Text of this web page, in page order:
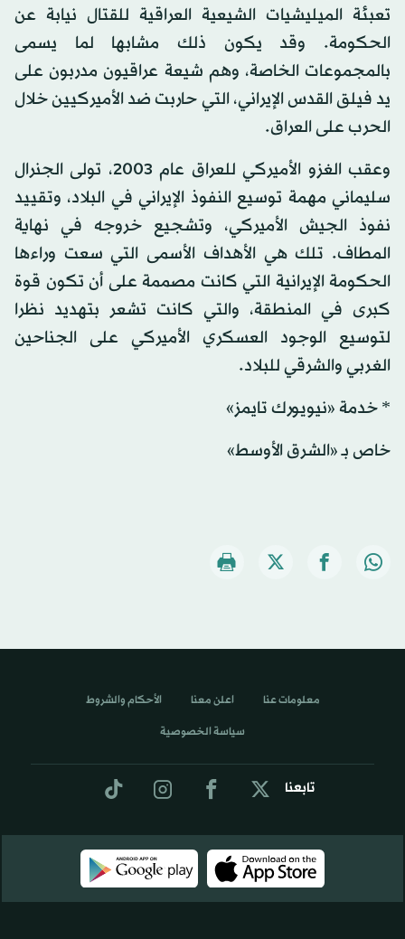
تعبئة الميليشيات الشيعية العراقية للقتال نيابة عن
الحكومة. وقد يكون ذلك مشابها لما يسمى
بالمجموعات الخاصة، وهم شيعة عراقيون مدربون على
يد فيلق القدس الإيراني، التي حاربت ضد الأميركيين خلال
الحرب على العراق.
وعقب الغزو الأميركي للعراق عام 2003، تولى الجنرال
سليماني مهمة توسيع النفوذ الإيراني في البلاد، وتقييد
نفوذ الجيش الأميركي، وتشجيع خروجه في نهاية
المطاف. تلك هي الأهداف الأسمى التي سعت وراءها
الحكومة الإيرانية التي كانت مصممة على أن تكون قوة
كبرى في المنطقة، والتي كانت تشعر بتهديد نظرا
لتوسيع الوجود العسكري الأميركي على الجناحين
الغربي والشرقي للبلاد.
* خدمة «نيويورك تايمز»
خاص بـ «الشرق الأوسط»
تابعنا
معلومات عنا اعلن معنا الأحكام والشروط
سياسة الخصوصية